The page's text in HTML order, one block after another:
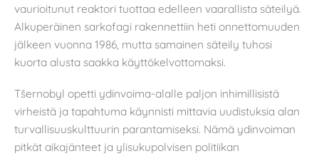
vaurioitunut reaktori tuottaa edelleen vaarallista säteilyä.
Alkuperäinen sarkofagi rakennettiin heti onnettomuuden
jälkeen vuonna 1986, mutta samainen säteily tuhosi
kuorta alusta saakka käyttökelvottomaksi.
Tšernobyl opetti ydinvoima-alalle paljon inhimillisistä
virheistä ja tapahtuma käynnisti mittavia uudistuksia alan
turvallisuuskulttuurin parantamiseksi. Nämä ydinvoiman
pitkät aikajänteet ja ylisukupolvisen politiikan